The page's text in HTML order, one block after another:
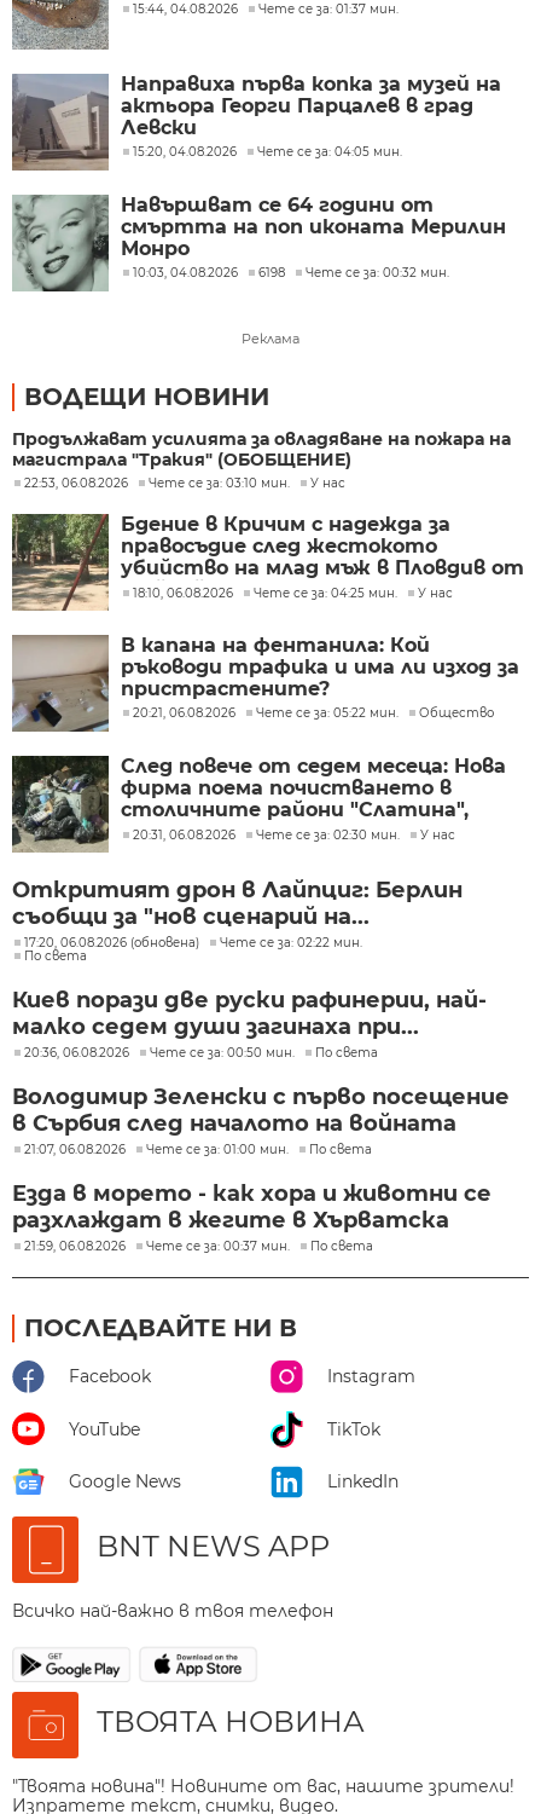
15:44, 04.08.2026 Чете се за: 01:37 мин.
Направиха първа копка за музей на
актьора Георги Парцалев в град
Левски
15:20, 04.08.2026 Чете се за: 04:05 мин.
Навършват се 64 години от
смъртта на поп иконата Мерилин
Монро
10:03, 04.08.2026 6198 Чете се за: 00:32 мин.
Реклама
ВОДЕЩИ НОВИНИ
Продължават усилията за овладяване на пожара на
магистрала "Тракия" (ОБОБЩЕНИЕ)
22:53, 06.08.2026 Чете се за: 03:10 мин. У нас
Бдение в Кричим с надежда за
правосъдие след жестокото
убийство на млад мъж в Пловдив от
тийнейджъри
18:10, 06.08.2026 Чете се за: 04:25 мин. У нас
В капана на фентанила: Кой
ръководи трафика и има ли изход за
пристрастените?
20:21, 06.08.2026 Чете се за: 05:22 мин. Общество
След повече от седем месеца: Нова
фирма поема почистването в
столичните райони "Слатина",
"Подуяне" и "Изгрев"
20:31, 06.08.2026 Чете се за: 02:30 мин. У нас
Откритият дрон в Лайпциг: Берлин
съобщи за "нов сценарий на...
17:20, 06.08.2026 (обновена)
Чете се за: 02:22 мин.
По света
Киев порази две руски рафинерии, най-
малко седем души загинаха при...
20:36, 06.08.2026 Чете се за: 00:50 мин. По света
Володимир Зеленски с първо посещение
в Сърбия след началото на войната
21:07, 06.08.2026 Чете се за: 01:00 мин. По света
Езда в морето - как хора и животни се
разхлаждат в жегите в Хърватска
21:59, 06.08.2026 Чете се за: 00:37 мин. По света
ПОСЛЕДВАЙТЕ НИ В
Facebook Instagram
YouTube TikTok
Google News LinkedIn
BNT NEWS APP
Всичко най-важно в твоя телефон
ТВОЯТА НОВИНА
"Твоята новина"! Новините от вас, нашите зрители!
Изпратете текст, снимки, видео.